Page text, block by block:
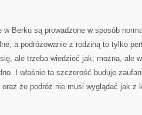
w Berku są prowadzone w sposób
a podróżowanie z rodziną to tylko
ale trzeba wiedzieć jak; można, ale
I właśnie ta szczerość buduje
że podróż nie musi wyglądać jak z